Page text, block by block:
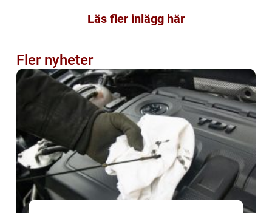
Läs fler inlägg här
Fler nyheter